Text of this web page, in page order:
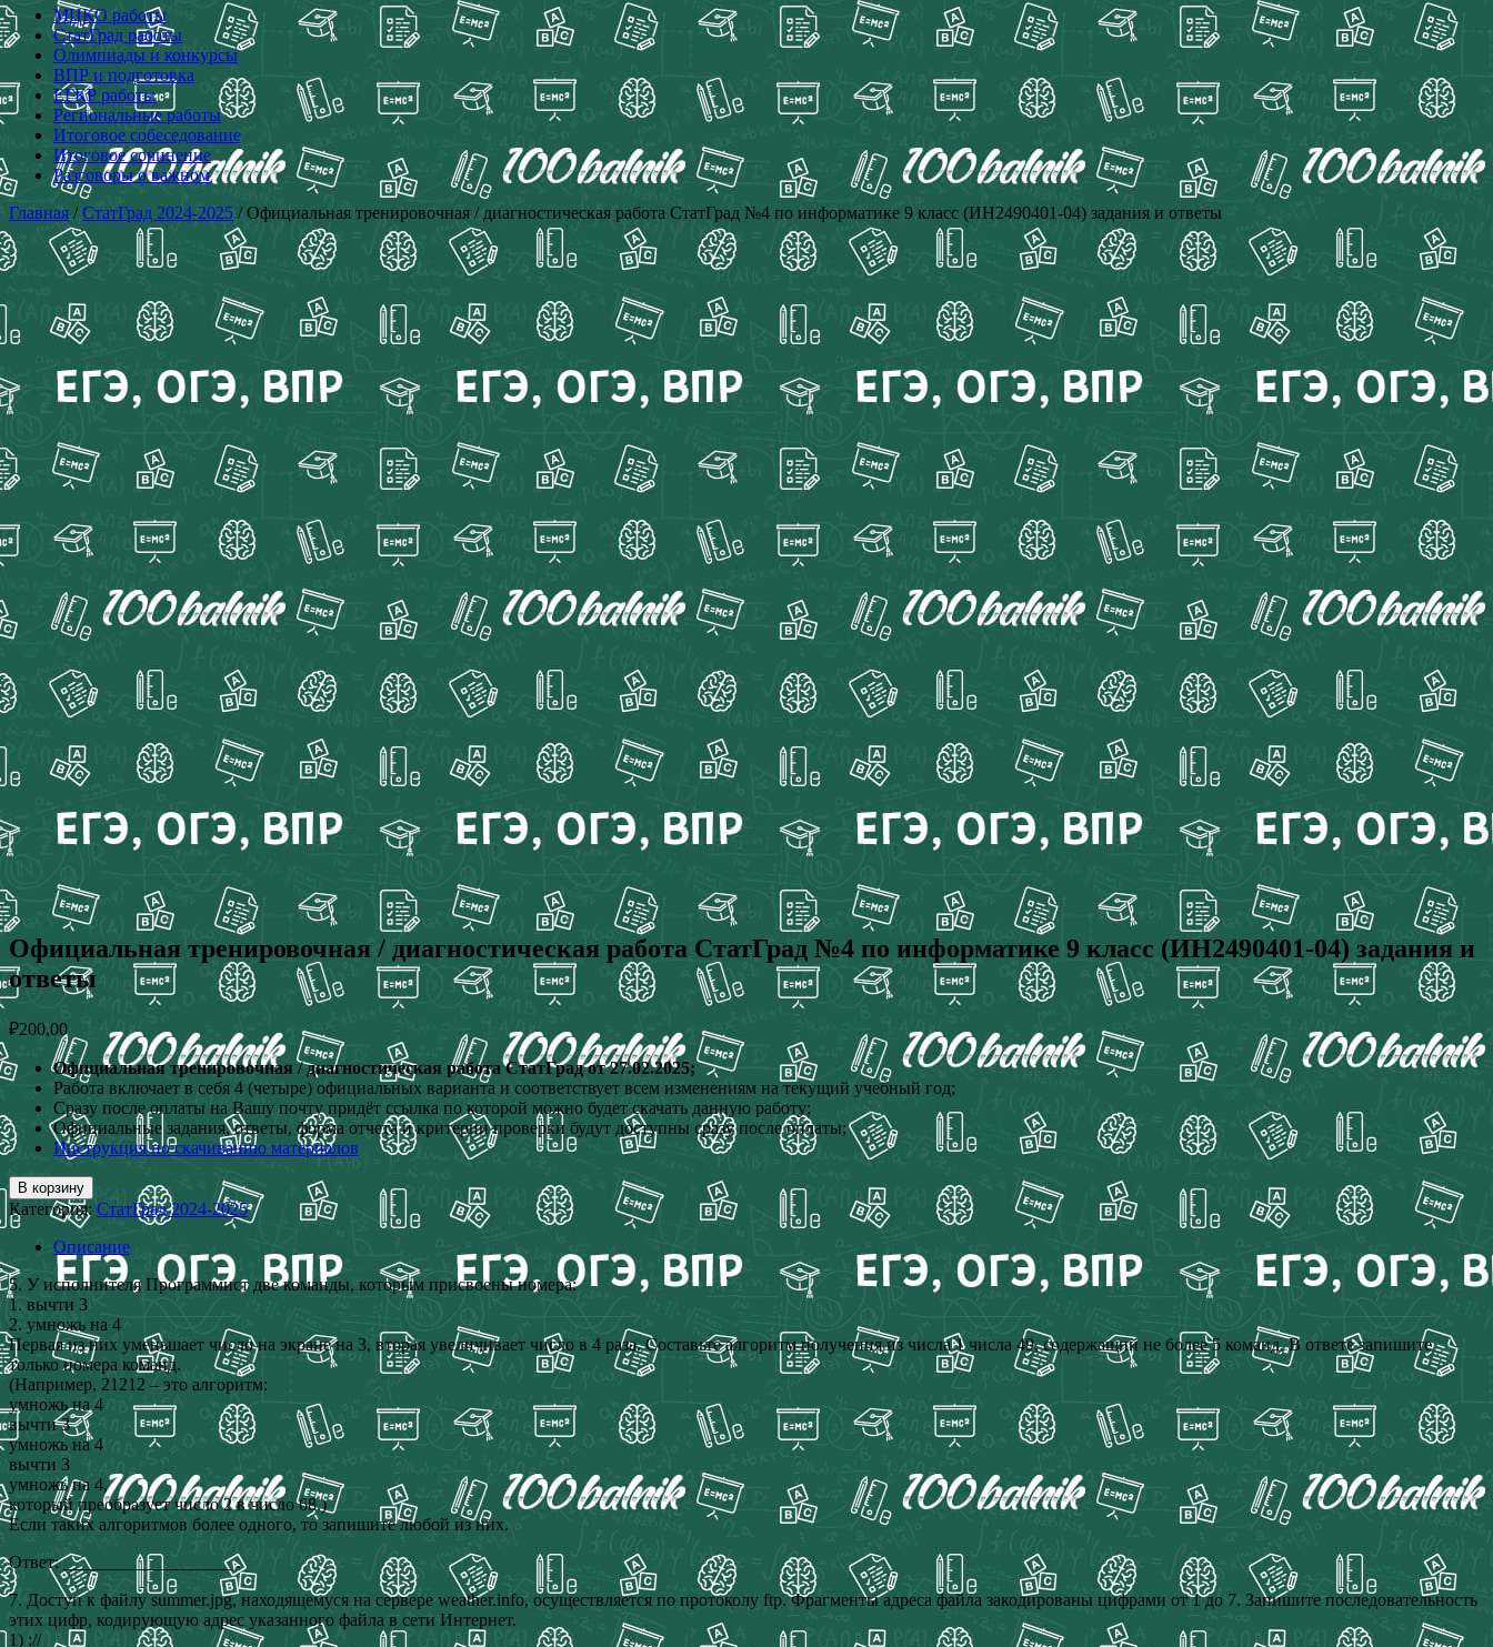
МЦКО работы
СтатГрад работы
Олимпиады и конкурсы
ВПР и подготовка
ЕГКР работы
Региональные работы
Итоговое собеседование
Итоговое сочинение
Разговоры о важном
Главная /СтатГрад 2024-2025 / Официальная тренировочная / диагностическая работа СтатГрад №4 по информатике 9 класс (ИН2490401-04) задания и ответы
Официальная тренировочная / диагностическая работа СтатГрад №4 по информатике 9 класс (ИН2490401-04) задания и
ответы
₽200,00
Официальная тренировочная / диагностическая работа СтатГрад от 27.02.2025;
Работа включает в себя 4 (четыре) официальных варианта и соответствует всем изменениям на текущий учебный год;
Сразу после оплаты на Вашу почту придёт ссылка по которой можно будет скачать данную работу;
Официальные задания, ответы, форма отчета и критерии проверки будут доступны сразу после оплаты;
Инструкция по скачиванию материалов
В корзину
Категория:СтатГрад 2024-2025
Описание
5. У исполнителя Программист две команды, которым присвоены номера:
1. вычти 3
2. умножь на 4
Первая из них уменьшает число на экране на 3, вторая увеличивает число в 4 раза. Составьте алгоритм получения из числа 1 числа 49, содержащий не более 5 команд. В ответе запишите
только номера команд.
(Например, 21212 – это алгоритм:
умножь на 4
вычти 3
умножь на 4
вычти 3
умножь на 4,
который преобразует число 2 в число 68.)
Если таких алгоритмов более одного, то запишите любой из них.
Ответ: ___________________ .
7. Доступ к файлу summer.jpg, находящемуся на сервере weather.info, осуществляется по протоколу ftp. Фрагменты адреса файла закодированы цифрами от 1 до 7. Запишите последовательность
этих цифр, кодирующую адрес указанного файла в сети Интернет.
1) ://